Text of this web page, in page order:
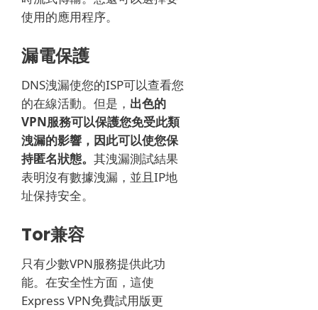
使用的應用程序。
漏電保護
DNS洩漏使您的ISP可以查看您
的在線活動。 但是， 出色的
VPN服務可以保護您免受此類
洩漏的影響，因此可以使您保
持匿名狀態。 其洩漏測試結果
表明沒有數據洩漏，並且IP地
址保持安全。
Tor兼容
只有少數VPN服務提供此功
能。 在安全性方面，這使
Express VPN免費試用版更